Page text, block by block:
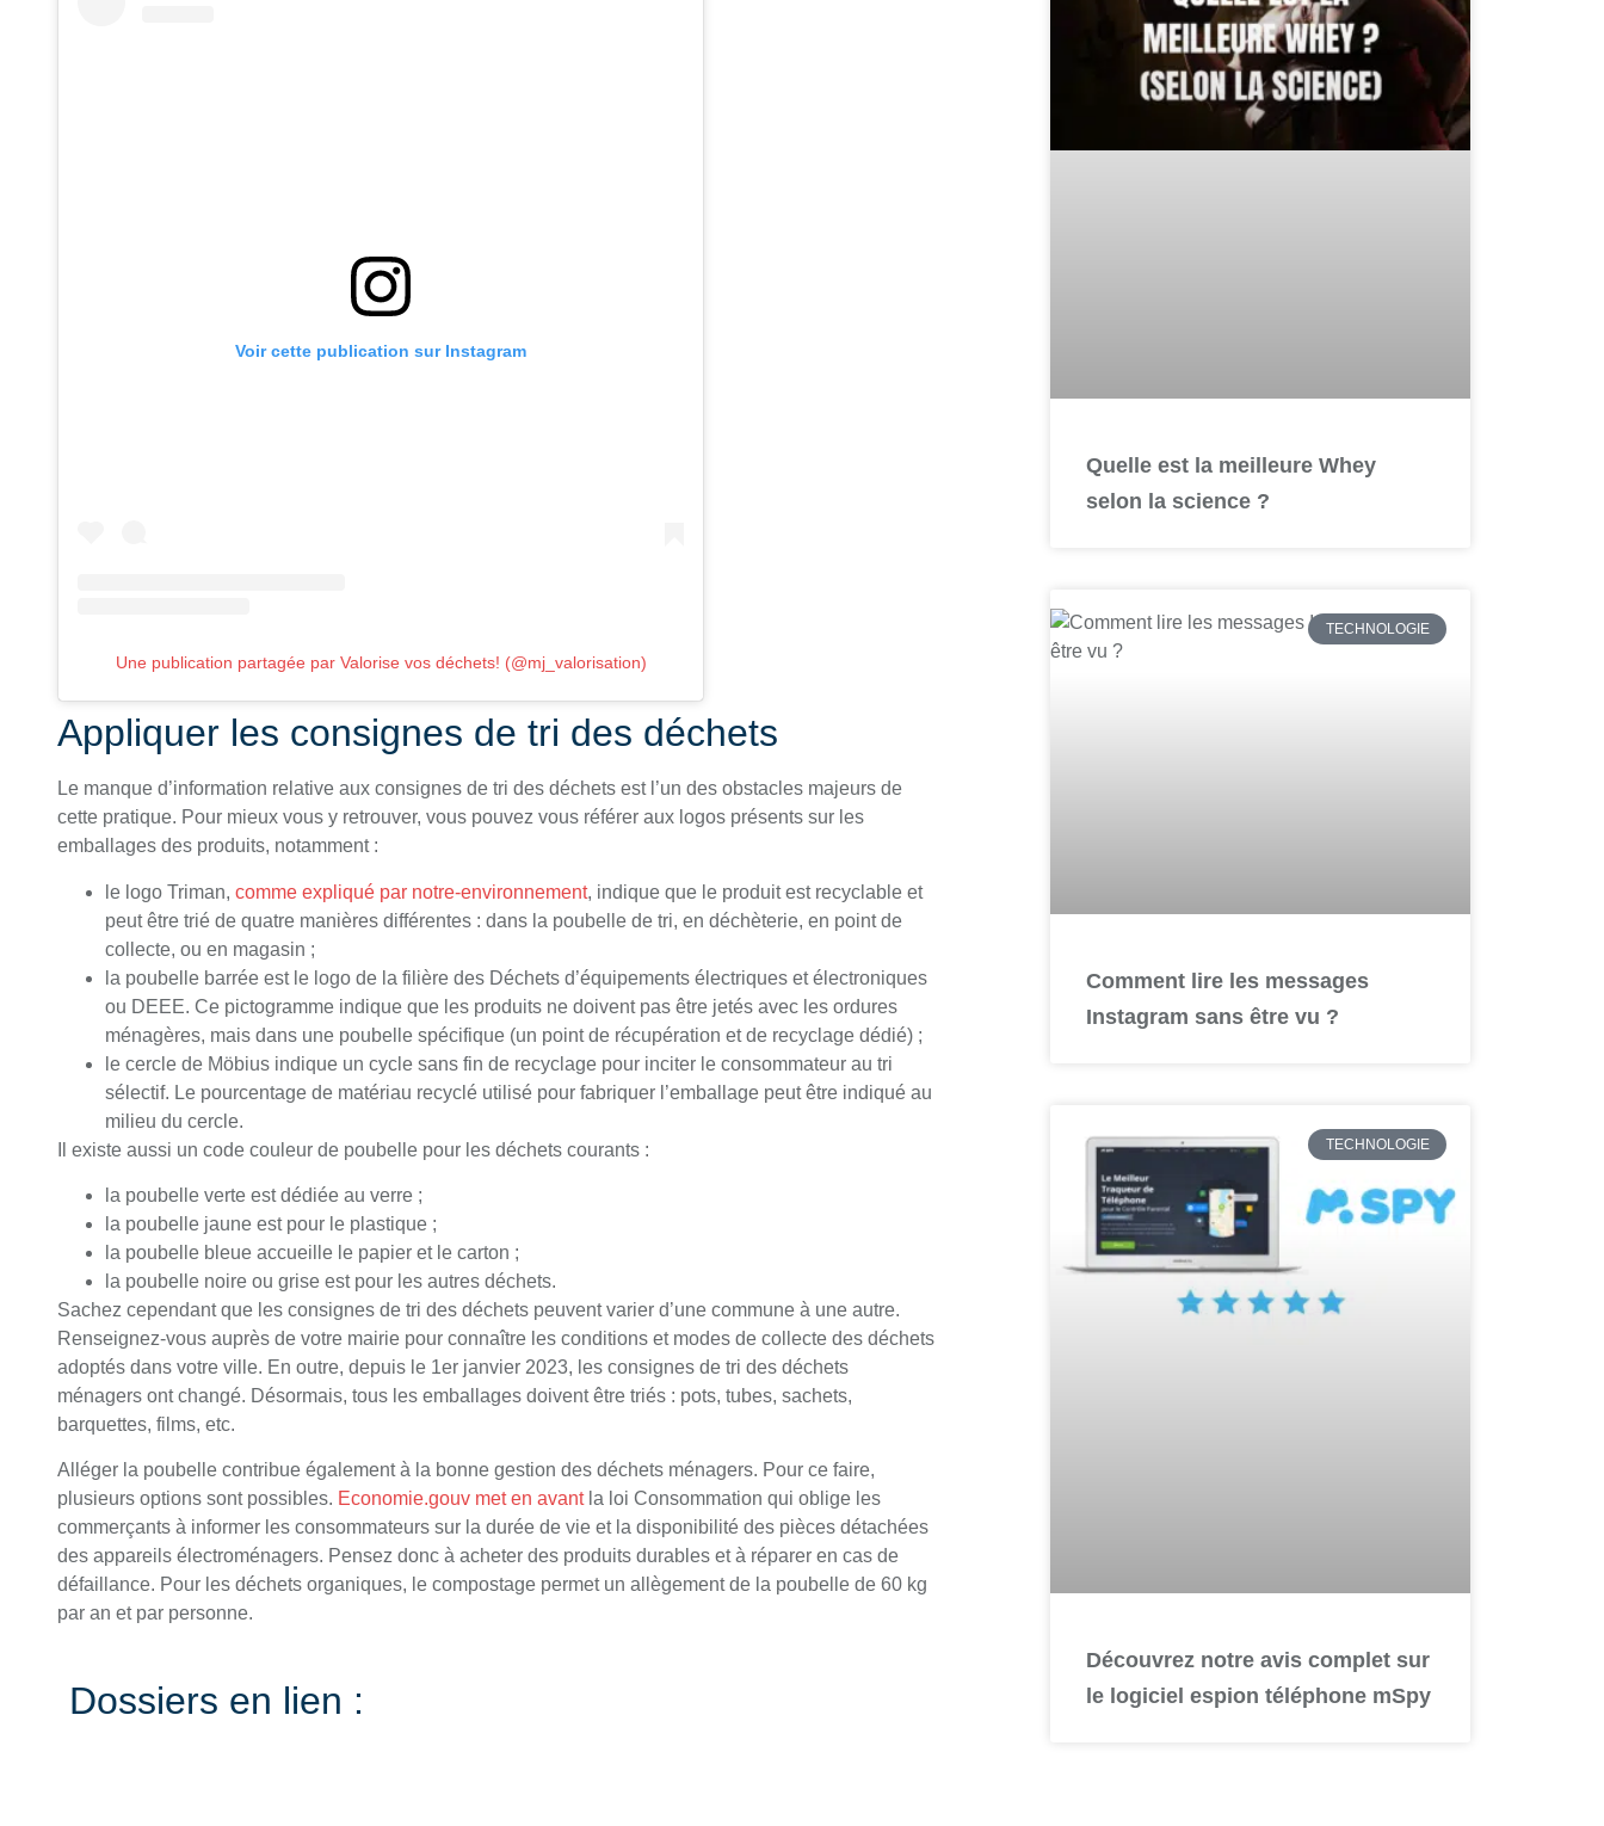
Voir cette publication sur Instagram
Une publication partagée par Valorise vos déchets! (@mj_valorisation)
Appliquer les consignes de tri des déchets
Le manque d’information relative aux consignes de tri des déchets est l’un des obstacles majeurs de
cette pratique. Pour mieux vous y retrouver, vous pouvez vous référer aux logos présents sur les
emballages des produits, notamment :
le logo Triman, comme expliqué par notre-environnement, indique que le produit est recyclable et
peut être trié de quatre manières différentes : dans la poubelle de tri, en déchèterie, en point de
collecte, ou en magasin ;
la poubelle barrée est le logo de la filière des Déchets d’équipements électriques et électroniques
ou DEEE. Ce pictogramme indique que les produits ne doivent pas être jetés avec les ordures
ménagères, mais dans une poubelle spécifique (un point de récupération et de recyclage dédié) ;
le cercle de Möbius indique un cycle sans fin de recyclage pour inciter le consommateur au tri
sélectif. Le pourcentage de matériau recyclé utilisé pour fabriquer l’emballage peut être indiqué au
milieu du cercle.
Il existe aussi un code couleur de poubelle pour les déchets courants :
la poubelle verte est dédiée au verre ;
la poubelle jaune est pour le plastique ;
la poubelle bleue accueille le papier et le carton ;
la poubelle noire ou grise est pour les autres déchets.
Sachez cependant que les consignes de tri des déchets peuvent varier d’une commune à une autre.
Renseignez-vous auprès de votre mairie pour connaître les conditions et modes de collecte des déchets
adoptés dans votre ville. En outre, depuis le 1er janvier 2023, les consignes de tri des déchets
ménagers ont changé. Désormais, tous les emballages doivent être triés : pots, tubes, sachets,
barquettes, films, etc.
Alléger la poubelle contribue également à la bonne gestion des déchets ménagers. Pour ce faire,
plusieurs options sont possibles. Economie.gouv met en avantla loi Consommation qui oblige les
commerçants à informer les consommateurs sur la durée de vie et la disponibilité des pièces détachées
des appareils électroménagers. Pensez donc à acheter des produits durables et à réparer en cas de
défaillance. Pour les déchets organiques, le compostage permet un allègement de la poubelle de 60 kg
par an et par personne.
Dossiers en lien :
Quelle est la meilleure Whey
selon la science ?
TECHNOLOGIE
Comment lire les messages
Instagram sans être vu ?
TECHNOLOGIE
Découvrez notre avis complet sur
le logiciel espion téléphone mSpy